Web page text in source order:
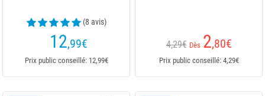
(8 avis)
12,99€
Prix public conseillé: 12,99€
4,29€ Dès 2,80€
Prix public conseillé: 4,29€